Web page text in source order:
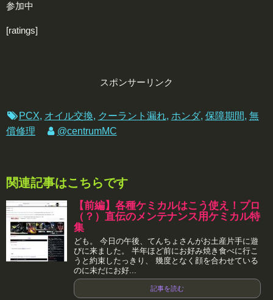
参加中
[ratings]
スポンサーリンク
PCX, オイル交換, クーラント漏れ, ホンダ, 保障期間, 無
償修理
@centrumMC
関連記事はこちらです
【前編】各種ケミカルはこう使え！プロ
（？）直伝のメンテナンス用ケミカル特
集
ども。 今日の午後、てんちょさんがお土産片手に遊
びに来ました。 半年ほど前にお好み焼き食べに行こ
うと約束したっきり、 幾度となく顔を合わせている
のに未だにお好...
記事を読む